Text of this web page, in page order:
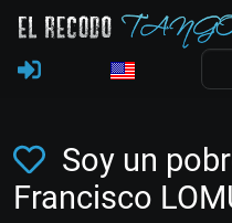
Soy un
Francisco